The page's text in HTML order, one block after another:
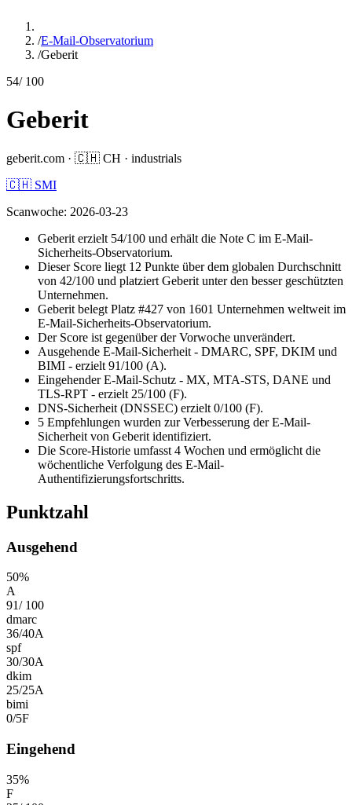
/E-Mail-Observatorium
/Geberit
54/ 100
Geberit
geberit.com · 🇨🇭 CH · industrials
🇨🇭 SMI
Scanwoche: 2026-03-23
Geberit erzielt 54/100 und erhält die Note C im E-Mail-
Sicherheits-Observatorium.
Dieser Score liegt 12 Punkte über dem globalen Durchschnitt
von 42/100 und platziert Geberit unter den besser geschützten
Unternehmen.
Geberit belegt Platz #427 von 1601 Unternehmen weltweit im
E-Mail-Sicherheits-Observatorium.
Der Score ist gegenüber der Vorwoche unverändert.
Ausgehende E-Mail-Sicherheit - DMARC, SPF, DKIM und
BIMI - erzielt 91/100 (A).
Eingehender E-Mail-Schutz - MX, MTA-STS, DANE und
TLS-RPT - erzielt 25/100 (F).
DNS-Sicherheit (DNSSEC) erzielt 0/100 (F).
5 Empfehlungen wurden zur Verbesserung der E-Mail-
Sicherheit von Geberit identifiziert.
Die Score-Historie umfasst 4 Wochen und ermöglicht die
wöchentliche Verfolgung des E-Mail-
Authentifizierungsfortschritts.
Punktzahl
Ausgehend
50%
A
91/ 100
dmarc
36/40A
spf
30/30A
dkim
25/25A
bimi
0/5F
Eingehend
35%
F